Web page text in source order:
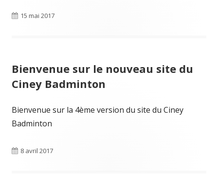
Publié
15 mai 2017
Bienvenue sur le nouveau site du
Ciney Badminton
Bienvenue sur la 4ème version du site du Ciney
Badminton
Publié
8 avril 2017